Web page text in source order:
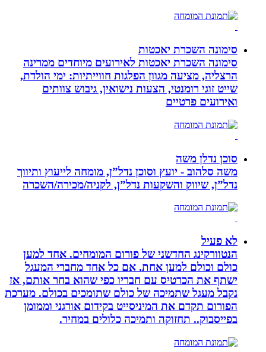
סימונה השכרת יאכטות
סימונה השכרת יאכטות לאירועים מיוחדים ממרינה
הרצליה, מציעה מגוון הפלגות חווייתיות: ימי הולדת,
שייט זוגי רומנטי, הצעות נישואין, גיבוש צוותים
ואירועים פרטיים
סוכן נדלן משה
משה סלהוב - יועץ וסוכן נדל”ן, מומחה לייעוץ ותיווך
נדל”ן, שיווק והשקעות נדל”ן, לקניה/מכירה/השכרה
לא פעיל
הנטוורקינג החדשני של פורום המומחים. אחד למען
כולם וכולם למען אחת. אם כל אחד מחברי המעגל
ישתף את הכרטיס עם חבריו כפי שהוא בחר אותם, אז
נקבל מעגל שתמיכה של כולם שתומכים בכולם. מערכת
הפורום תקדם את המיניסייט בקידום אורגני וממומן
בפייסבוק.. תחזוקה ותמיכה כלולים במחיר.